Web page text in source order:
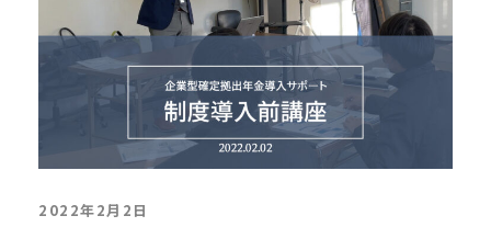
2022年2月2日